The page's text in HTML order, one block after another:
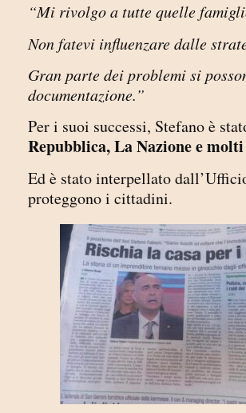
“Mi rivolgo a tutte quelle
Non fatevi influenzare dalle
Gran parte dei problemi si
documentazione.”
Per i suoi successi, Stefano è
Repubblica, La Nazione e
Ed è stato interpellato
proteggono i cittadini.